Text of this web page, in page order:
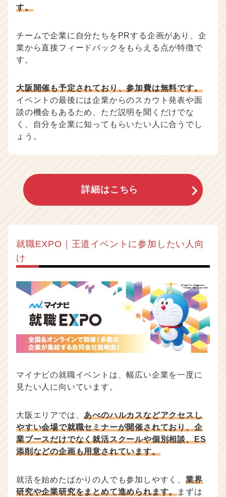
す。
チームで企業に自分たちをPRする企画があり、企
業から直接フィードバックをもらえる点が特徴で
す。
大阪開催も予定されており、参加費は無料です。
イベントの最後には企業からのスカウト発表や面
談の機会もあるため、ただ説明を聞くだけでな
く、自分を企業に知ってもらいたい人に合うでし
ょう。
詳細はこちら
就職EXPO｜王道イベントに参加したい人向
け
マイナビの就職イベントは、幅広い企業を一度に
見たい人に向いています。
大阪エリアでは、あべのハルカスなどアクセスし
やすい会場で就職セミナーが開催されており、企
業ブースだけでなく就活スクールや個別相談、ES
添削などの企画も用意されています。
就活を始めたばかりの人でも参加しやすく、 業界
研究や企業研究をまとめて進められます。まずは